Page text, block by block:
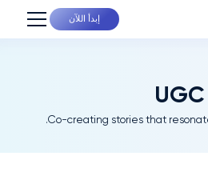
إبدأ اللآن
UGC
Co-creating stories that